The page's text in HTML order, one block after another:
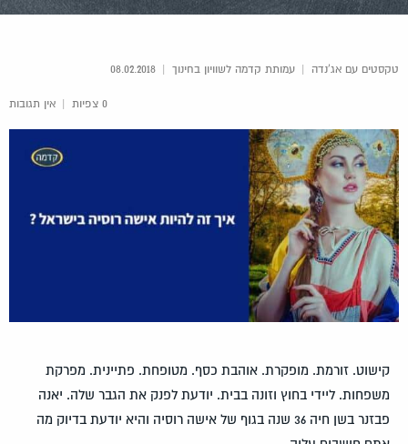
טקסטים עם אג'נדה | עמותת קדמה לשוויון בחינוך |
0 צפיות | אין תגובות
קישוט. זורמת. מופקרת. אוהבת כסף. מטופחת. פתיינית. מפרקת
משפחות. ליידי בחוץ וזונה בבית. יודעת לפנק את הגבר שלה. יאנה
פבזנר בשן חיה 36 שנה בגוף של אישה רוסיה והיא יודעת בדיוק מה